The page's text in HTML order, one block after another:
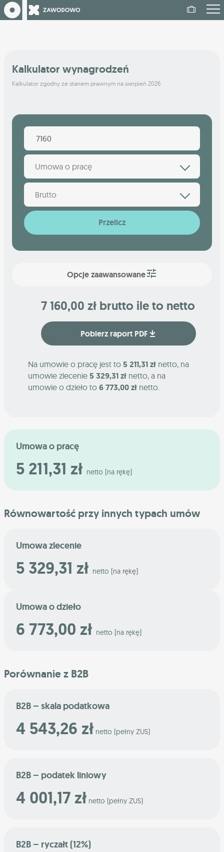
Kalkulator wynagrodzeń
Kalkulator zgodny ze stanem prawnym na sierpień 2026
Umowa o pracę
Brutto
Przelicz
Opcje zaawansowane
7 160,00 zł brutto ile to netto
Pobierz raport PDF
Na umowie o pracę jest to 5 211,31 zł netto, na
umowie zlecenie 5 329,31 zł netto, a na
umowie o dzieło to 6 773,00 zł netto.
Umowa o pracę
5 211,31 zł netto [na rękę]
Równowartość przy innych typach umów
Umowa zlecenie
5 329,31 zł netto [na rękę]
Umowa o dzieło
6 773,00 zł netto [na rękę]
Porównanie z B2B
B2B – skala podatkowa
4 543,26 zł netto (pełny ZUS)
B2B – podatek liniowy
4 001,17 zł netto (pełny ZUS)
B2B – ryczałt (12%)